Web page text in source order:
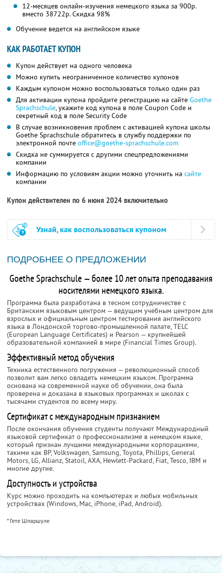
12-месяцев онлайн-изучения немецкого языка за 900р.
вместо 38722р.Скидка 98%
Обучение ведется на английском языке
КАК РАБОТАЕТ КУПОН
Купон действует на одного человека
Можно купить неограниченное количество купонов
Каждым купоном можно воспользоваться только один раз
Для активации купона пройдите регистрацию на сайте Goethe
Sprachschule, укажите код купона в поле Coupon Code и
секретный код в поле Security Code
В случае возникновения проблем с активацией купона школы
Goethe Sprachschule обратитесь в службу поддержки по
электронной почте office@goethe-sprachschule.com
Скидка не суммируется с другими спецпредложениями
компании
Информацию по условиям акции можно уточнить на сайте
компании
Купон действителен по 6 июня 2024 включительно
Узнай, как воспользоваться купоном
ПОДРОБНЕЕ О ПРЕДЛОЖЕНИИ
Goethe Sprachschule — более 10 лет опыта преподавания
носителями немецкого языка.
Программа была разработана в тесном сотрудничестве с
Британским языковым центром — ведущим учебным центром для
взрослых и официальным центром тестирования английского
языка в Лондонской торгово-промышленной палате, TELC
(European Language Certificates) и Pearson — крупнейшей
образовательной компанией в мире (Financial Times Group).
Эффективный метод обучения
Техника естественного погружения — революционный способ
позволит вам легко овладеть немецким языком. Программа
основана на современной науке об обучении, она была
проверена и доказана в языковых программах и школах с
тысячами студентов по всему миру.
Сертификат с международным признанием
После окончания обучения студенты получают Международный
языковой сертификат о профессионализме в немецком языке,
который признан лучшими международными корпорациями,
такими как BP, Volkswagen, Samsung, Toyota, Phillips, General
Motors, LG, Allianz, Statoil, AXA, Hewlett-Packard, Fiat, Tesco, IBM и
многие другие.
Доступность и устройства
Курс можно проходить на компьютерах и любых мобильных
устройствах (Windows, Mac, iPhone, iPad, Android).
* Гете Шпаршуле